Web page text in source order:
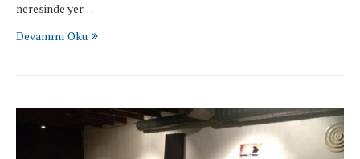
neresinde yer…
Devamını Oku